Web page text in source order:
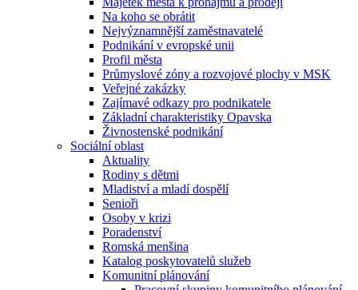
Na koho se obrátit
Nejvýznamnější zaměstnavatelé
Podnikání v evropské unii
Profil města
Průmyslové zóny a rozvojové plochy v MSK
Veřejné zakázky
Zajímavé odkazy pro podnikatele
Základní charakteristiky Opavska
Živnostenské podnikání
Sociální oblast
Aktuality
Rodiny s dětmi
Mladiství a mladí dospělí
Senioři
Osoby v krizi
Poradenství
Romská menšina
Katalog poskytovatelů služeb
Komunitní plánování